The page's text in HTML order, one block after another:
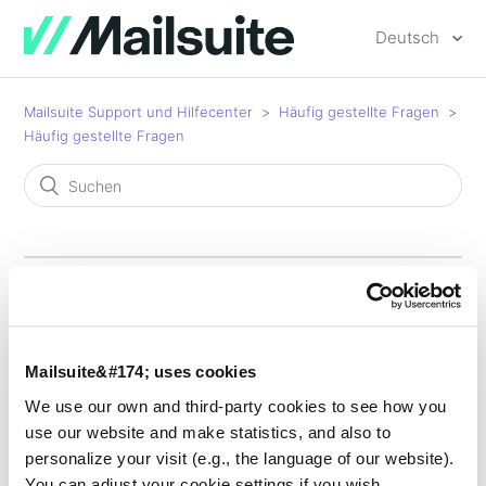
Mailsuite&#174; uses cookies
We use our own and third-party cookies to see how you
use our website and make statistics, and also to
personalize your visit (e.g., the language of our website).
Deutsch
Mailsuite Support und Hilfecenter
Häufig gestellte Fragen
Häufig gestellte Fragen
Kann ich Mailtrack mit
einem delegierten Gmail-
Konto verwenden?